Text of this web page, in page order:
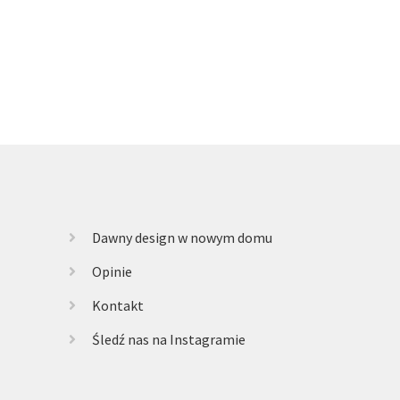
Dawny design w nowym domu
Opinie
Kontakt
Śledź nas na Instagramie